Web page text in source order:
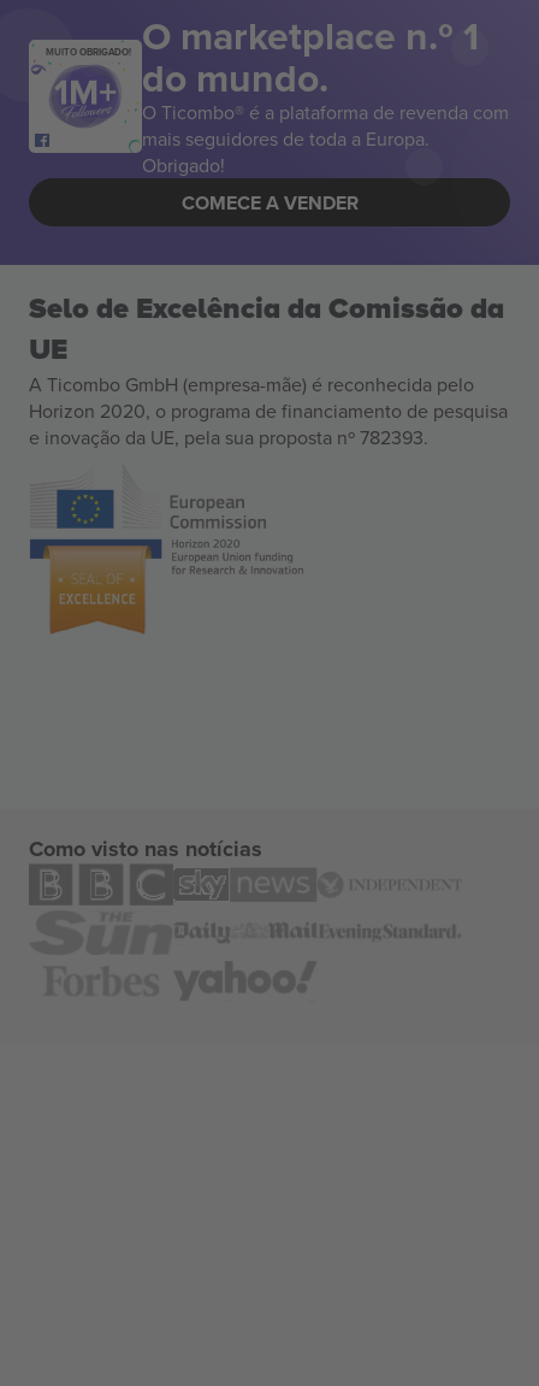
MUITO OBRIGADO! O marketplace n.º 1
do mundo.
O Ticombo® é a plataforma de revenda com
mais seguidores de toda a Europa.
Obrigado!
COMECE A VENDER
Selo de Excelência da Comissão da
UE
A Ticombo GmbH (empresa-mãe) é reconhecida pelo
Horizon 2020, o programa de financiamento de pesquisa
e inovação da UE, pela sua proposta nº 782393.
Como visto nas notícias